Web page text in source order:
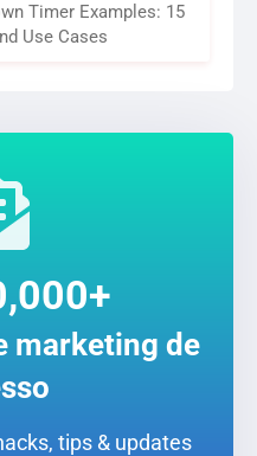
Timer Examples: 15
Use Cases
marketing de
tips & updates